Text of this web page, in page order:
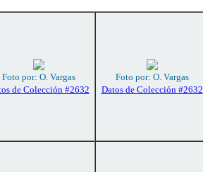
Foto por: O. Vargas
de Colección #2632
Foto por: O. Vargas
Datos de Colección #2632